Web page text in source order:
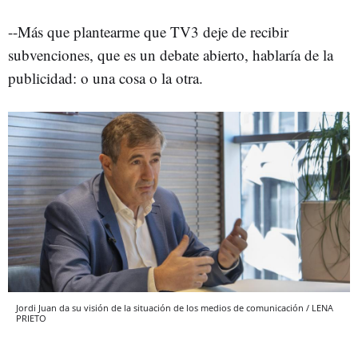
--Más que plantearme que TV3 deje de recibir
subvenciones, que es un debate abierto, hablaría de la
publicidad: o una cosa o la otra.
Jordi Juan da su visión de la situación de los medios de comunicación / LENA
PRIETO